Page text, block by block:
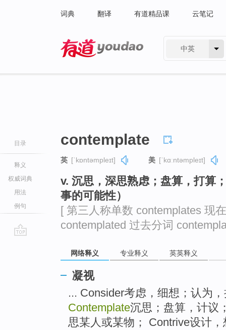
词典 翻译 有道精品课 云笔记
中英
目录
释义
权威词典
用法
例句
contemplate
英 [ˈkɒntəmpleɪt] 美 [ˈkɑːntəmpleɪt]
v. 沉思，深思熟虑；盘算，打算
事的可能性）
[ 第三人称单数 contemplates 现
contemplated 过去分词
网络释义 专业释义 英英释义
凝视
... Consider考虑，细想；认为
Contemplate沉思；盘算，计议
思某人或某物； Contrive设计